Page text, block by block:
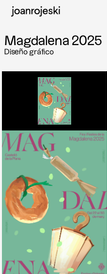
Magdalena 2025
Diseño gráfico